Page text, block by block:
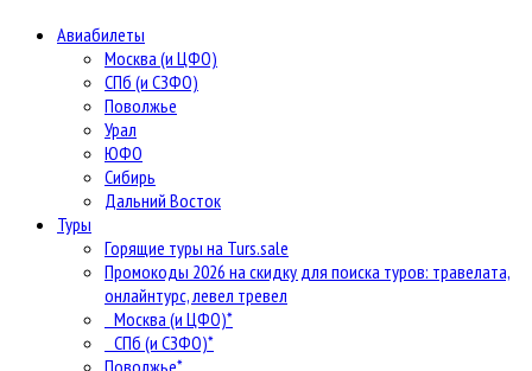
Авиабилеты
Москва (и ЦФО)
СПб (и СЗФО)
Поволжье
Урал
ЮФО
Сибирь
Дальний Восток
Туры
Горящие туры на Turs.sale
Промокоды 2026 на скидку для поиска туров: травелата,
онлайнтурс, левел тревел
Москва (и ЦФО)*
СПб (и СЗФО)*
Поволжье*